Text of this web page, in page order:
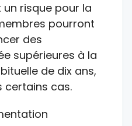
risque pour la
pourront
des
supérieures à la
de dix ans,
certains cas.